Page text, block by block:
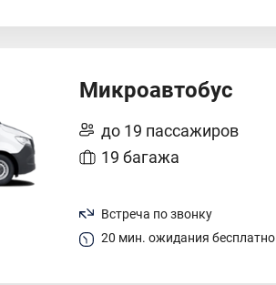
Микроавтобус
до 19 пассажиров
19 багажа
Встреча по звонку
20 мин. ожидания бесплатно